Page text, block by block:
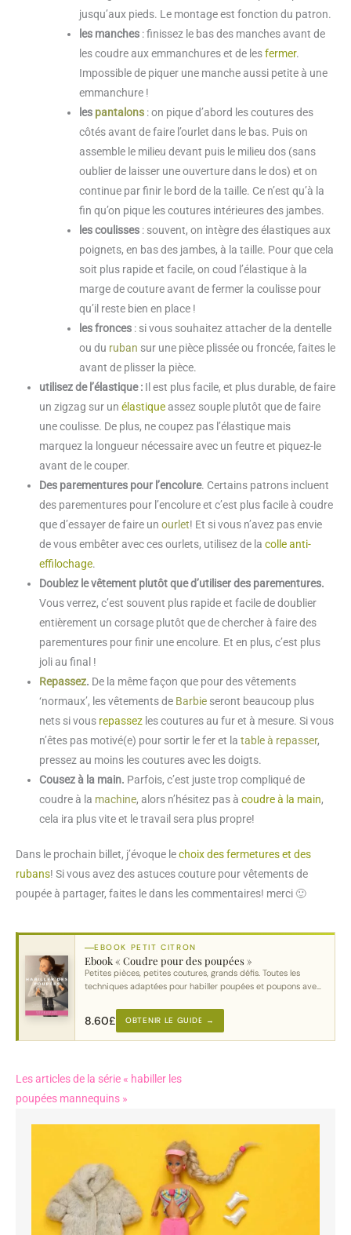
jusqu’aux pieds. Le montage est fonction du patron.
les manches: finissez le bas des manches avant de
les coudre aux emmanchures et de lesfermer.
Impossible de piquer une manche aussi petite à une
emmanchure !
les pantalons: on pique d’abord les coutures des
côtés avant de faire l’ourlet dans le bas. Puis on
assemble le milieu devant puis le milieu dos (sans
oublier de laisser une ouverture dans le dos) et on
continue par finir le bord de la taille. Ce n’est qu’à la
fin qu’on pique les coutures intérieures des jambes.
les coulisses: souvent, on intègre des élastiques aux
poignets, en bas des jambes, à la taille. Pour que cela
soit plus rapide et facile, on coud l’élastique à la
marge de couture avant de fermer la coulisse pour
qu’il reste bien en place !
les fronces: si vous souhaitez attacher de la dentelle
ou du ruban sur une pièce plissée ou froncée, faites le
avant de plisser la pièce.
utilisez de l’élastique : Il est plus facile, et plus durable, de faire
un zigzag sur un élastiqueassez souple plutôt que de faire
une coulisse. De plus, ne coupez pas l’élastique mais
marquez la longueur nécessaire avec un feutre et piquez-le
avant de le couper.
Des parementures pour l’encolure. Certains patrons incluent
des parementures pour l’encolure et c’est plus facile à coudre
que d’essayer de faire un ourlet! Et si vous n’avez pas envie
de vous embêter avec ces ourlets, utilisez de la colle anti-
effilochage.
Doublez le vêtement plutôt que d’utiliser des parementures.
Vous verrez, c’est souvent plus rapide et facile de doublier
entièrement un corsage plutôt que de chercher à faire des
parementures pour finir une encolure. Et en plus, c’est plus
joli au final !
Repassez. De la même façon que pour des vêtements
‘normaux’, les vêtements de Barbie seront beaucoup plus
nets si vous repassez les coutures au fur et à mesure. Si vous
n’êtes pas motivé(e) pour sortir le fer et la table à repasser,
pressez au moins les coutures avec les doigts.
Cousez à la main. Parfois, c’est juste trop compliqué de
coudre à la machine, alors n’hésitez pas à coudre à la main,
cela ira plus vite et le travail sera plus propre!
Dans le prochain billet, j’évoque lechoix des fermetures et des
rubans! Si vous avez des astuces couture pour vêtements de
poupée à partager, faites le dans les commentaires! merci 🙂
EBOOK PETIT CITRON
Ebook « Coudre pour des poupées »
Petites pièces, petites coutures, grands défis. Toutes les
techniques adaptées pour habiller poupées et poupons avec
8.60£ OBTENIR LE GUIDE →
Les articles de la série « habiller les
poupées mannequins »